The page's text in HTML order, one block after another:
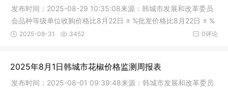
主产县区保持面积、产量、产值、品质和农民收入占比“五个第
一”的行业龙头地位。从一粒花椒到全产业链集聚，武都正以“扩
量、提质、延链、增效”的工业化思维，
发布时间：2025-08-29 10:35:08来源：韩城市发展和改革委员
会品种等级单位收购价格比8月22日 ± %批发价格比8月22日 ± %
市场零售 价格比8月22日 ± %韩城大红袍特级梅花元/500克37.0
50.0034.000.0034.250.00韩城大红袍一级单颗元/500克30.2
50.0031.000.0031.500.
0评论
2025-08-31 3452
2025年8月1日韩城市花椒价格监测周报表
发布时间：2025-08-01 09:39:48来源：韩城市发展和改革委员